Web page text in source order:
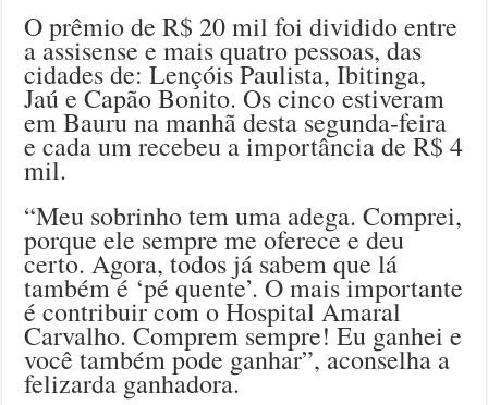
O prêmio de R$ 20 mil foi dividido entre
a assisense e mais quatro pessoas, das
cidades de: Lençóis Paulista, Ibitinga,
Jaú e Capão Bonito. Os cinco estiveram
em Bauru na manhã desta segunda-feira
e cada um recebeu a importância de R$ 4
mil.
“Meu sobrinho tem uma adega. Comprei,
porque ele sempre me oferece e deu
certo. Agora, todos já sabem que lá
também é ‘pé quente’. O mais importante
é contribuir com o Hospital Amaral
Carvalho. Comprem sempre! Eu ganhei e
você também pode ganhar”, aconselha a
felizarda ganhadora.